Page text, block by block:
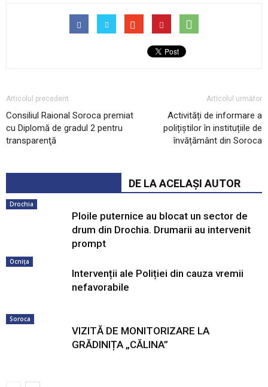
Articolul precedent
Consiliul Raional Soroca premiat
cu Diplomă de gradul 2 pentru
transparenţă
Articolul următor
Activități de informare a
polițiștilor în instituțiile de
învățământ din Soroca
DE LA ACELAȘI AUTOR
Drochia
Ploile puternice au blocat un sector de
drum din Drochia. Drumarii au intervenit
prompt
Ocnița
Intervenții ale Poliției din cauza vremii
nefavorabile
Soroca
VIZITĂ DE MONITORIZARE LA
GRĂDINIȚA „CĂLINA”